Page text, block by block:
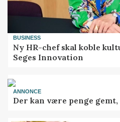
BUSINESS
Ny HR-chef skal koble
Seges Innovation
ANNONCE
Der kan være penge